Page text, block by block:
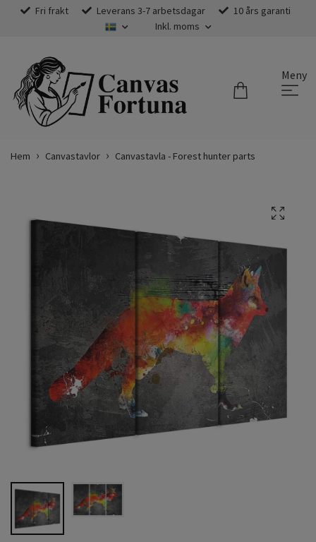
Fri frakt Leverans 3-7 arbetsdagar
10 års garanti
Inkl. moms
Meny
Hem Canvastavlor Canvastavla - Forest hunter parts